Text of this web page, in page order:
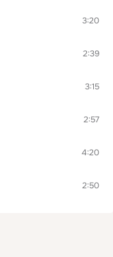
3:20
2:39
3:15
2:57
4:20
2:50